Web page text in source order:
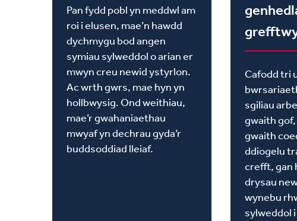
Pan fydd pobl yn meddwl am
roi i elusen, mae’n hawdd
dychmygu bod angen
symiau sylweddol o arian er
mwyn creu newid ystyrlon.
Ac wrth gwrs, mae hyn yn
hollbwysig. Ond weithiau,
mae’r gwahaniaethau
mwyaf yn dechrau gyda’r
buddsoddiad lleiaf.
Cafodd tri
sgiliau
gwaith
gwaith
ddiogelu
crefft, gan
drysau
wynebu
sylweddol